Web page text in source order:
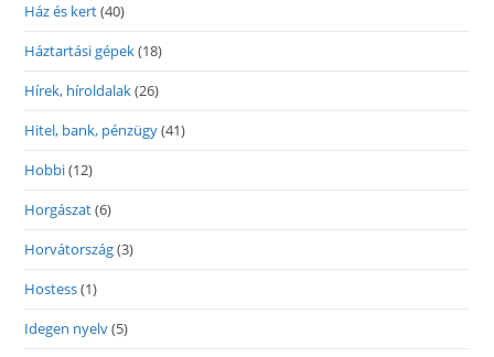
Ház és kert(40)
Háztartási gépek(18)
Hírek, híroldalak(26)
Hitel, bank, pénzügy(41)
Hobbi(12)
Horgászat(6)
Horvátország(3)
Hostess(1)
Idegen nyelv(5)